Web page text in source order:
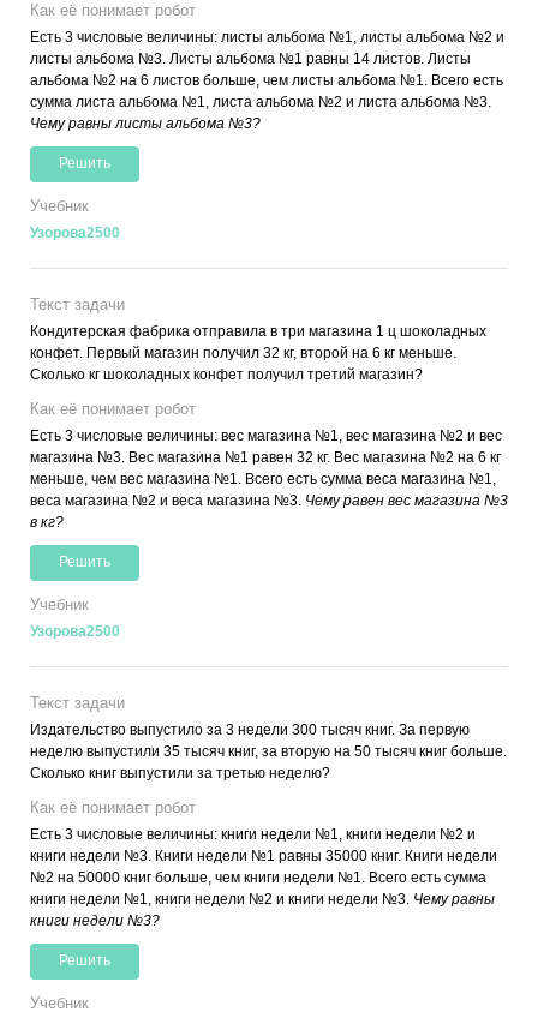
Как её понимает робот
Есть 3 числовые величины: листы альбома №1, листы альбома №2 и
листы альбома №3. Листы альбома №1 равны 14 листов. Листы
альбома №2 на 6 листов больше, чем листы альбома №1. Всего есть
сумма листа альбома №1, листа альбома №2 и листа альбома №3.
Чему равны листы альбома №3?
Решить
Учебник
Узорова2500
Текст задачи
Кондитерская фабрика отправила в три магазина 1 ц шоколадных
конфет. Первый магазин получил 32 кг, второй на 6 кг меньше.
Сколько кг шоколадных конфет получил третий магазин?
Как её понимает робот
Есть 3 числовые величины: вес магазина №1, вес магазина №2 и вес
магазина №3. Вес магазина №1 равен 32 кг. Вес магазина №2 на 6 кг
меньше, чем вес магазина №1. Всего есть сумма веса магазина №1,
веса магазина №2 и веса магазина №3. Чему равен вес магазина №3
в кг?
Решить
Учебник
Узорова2500
Текст задачи
Издательство выпустило за 3 недели 300 тысяч книг. За первую
неделю выпустили 35 тысяч книг, за вторую на 50 тысяч книг больше.
Сколько книг выпустили за третью неделю?
Как её понимает робот
Есть 3 числовые величины: книги недели №1, книги недели №2 и
книги недели №3. Книги недели №1 равны 35000 книг. Книги недели
№2 на 50000 книг больше, чем книги недели №1. Всего есть сумма
книги недели №1, книги недели №2 и книги недели №3. Чему равны
книги недели №3?
Решить
Учебник